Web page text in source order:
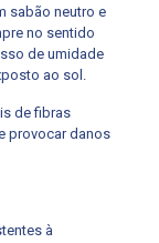
sabão neutro e
no sentido
de umidade
ao sol.
de fibras
provocar danos
à